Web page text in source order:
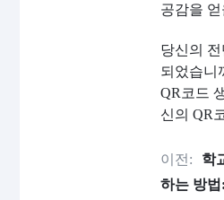
공감을
당신의
되었습니
QR코드
신의 QR
이전:
학
하는 방